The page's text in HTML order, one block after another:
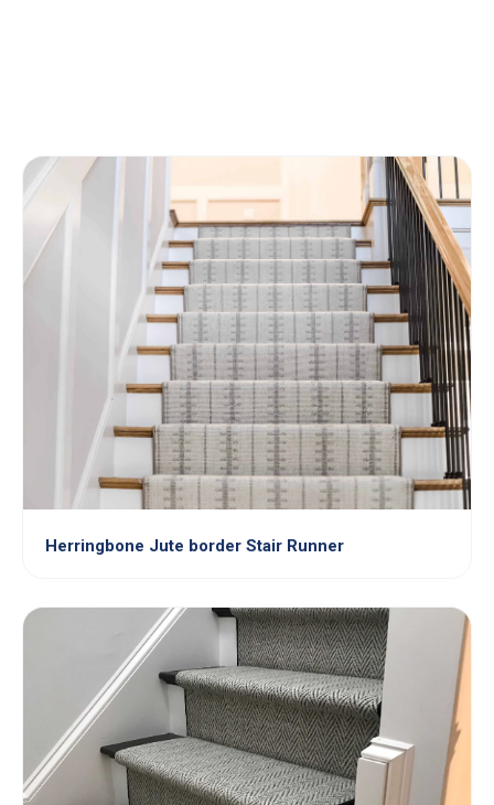
Herringbone Jute border Stair Runner